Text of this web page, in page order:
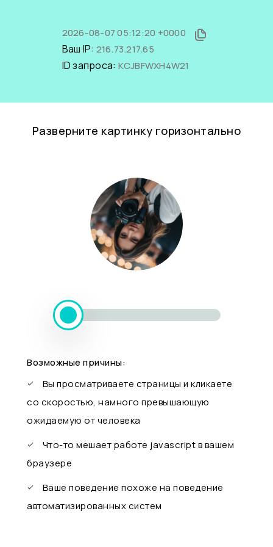
2026-08-07 05:12:20 +0000
Ваш IP: 216.73.217.65
ID запроса: KCJBFWXH4W21
Разверните картинку горизонтально
Возможные причины:
Вы просматриваете страницы и кликаете
со скоростью, намного превышающую
ожидаемую от человека
Что-то мешает работе javascript в вашем
браузере
Ваше поведение похоже на поведение
автоматизированных систем